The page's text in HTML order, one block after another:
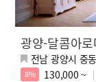
광양-달콤아
전남 광양시 중
8% 130,000 ~